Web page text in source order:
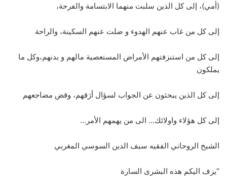
(أمي)، إلى كل الذين سلبت منهما الابتسامة والفرحة،
إلى كل من غاب عنهم الهدوء و ضلت عنهم السكينة، والراحة
إلى كل من استنزفتهم الأمراض المستعصية مالهم و بدنهم،وكل ما
يملكون
إلى كل الذين يبحثون عن الجواب لسؤال أرَقهم، وقض مضاجعهم
إلى كل هؤلاء واولائك… الى من يهمهم الأمر…
الشيخ الروحاني الفقيه سيف الدين السوسي المغربي
“يزف اليكم هذه البشرى السارة